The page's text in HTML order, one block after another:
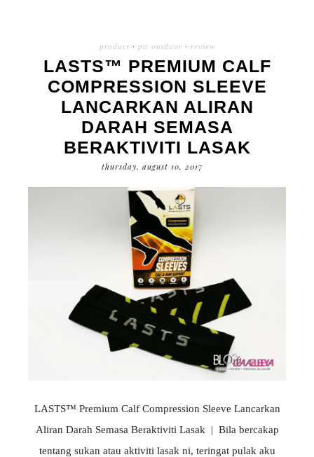
product · ptt outdoor · review
LASTS™ PREMIUM CALF
COMPRESSION SLEEVE
LANCARKAN ALIRAN
DARAH SEMASA
BERAKTIVITI LASAK
thursday, august 10, 2017
LASTS™ Premium Calf Compression Sleeve Lancarkan
Aliran Darah Semasa Beraktiviti Lasak | Bila bercakap
tentang sukan atau aktiviti lasak ni, teringat pulak aku